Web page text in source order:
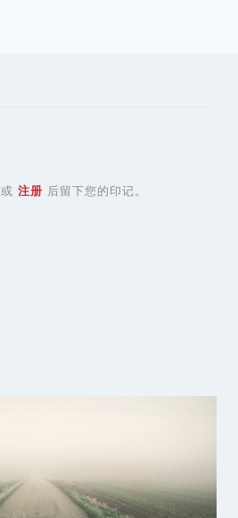
或 注册 后留下您的印记。